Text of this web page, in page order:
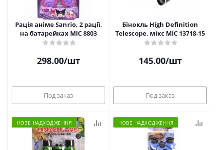
Рація аніме Sanrio, 2 рації,
на батарейках MIC 8803
298.00/шт
Под заказ
Бінокль High Definition
Telescope, мікс MIC 13718-15
145.00/шт
Под заказ
НОВЕ НАДХОДЖЕННЯ НОВЕ НАДХОДЖЕННЯ